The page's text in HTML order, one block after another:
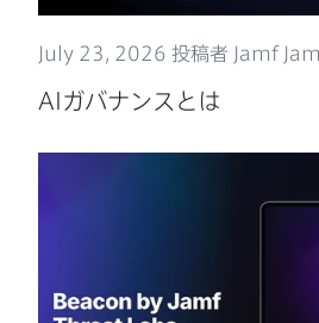
July 23 2026 投稿者 Jamf
AI ガバナンスとは